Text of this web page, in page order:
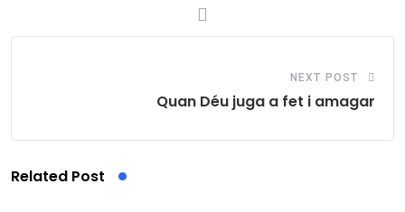
NEXT POST
Quan Déu juga a fet i amagar
Related Post